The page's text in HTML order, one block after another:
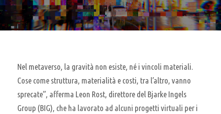
Nel metaverso, la gravità non esiste, né i vincoli materiali.
Cose come struttura, materialità e costi, tra l’altro, vanno
sprecate”, afferma Leon Rost, direttore del Bjarke Ingels
Group (BIG), che ha lavorato ad alcuni progetti virtuali per i